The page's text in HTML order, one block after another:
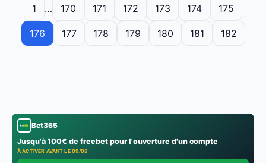
1 … 170 171 172 173 174 175
176 177 178 179 180 181 182
Bet365
Jusqu'à 100€ de freebet pour l'ouverture d'un compte
À ACTIVER AVANT LE 09/08